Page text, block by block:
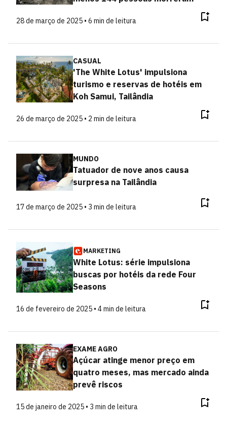
28 de março de 2025 • 6 min de leitura
CASUAL
'The White Lotus' impulsiona
turismo e reservas de hotéis em
Koh Samui, Tailândia
26 de março de 2025 • 2 min de leitura
MUNDO
Tatuador de nove anos causa
surpresa na Tailândia
17 de março de 2025 • 3 min de leitura
MARKETING
White Lotus: série impulsiona
buscas por hotéis da rede Four
Seasons
16 de fevereiro de 2025 • 4 min de leitura
EXAME AGRO
Açúcar atinge menor preço em
quatro meses, mas mercado ainda
prevê riscos
15 de janeiro de 2025 • 3 min de leitura